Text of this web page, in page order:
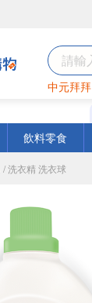
中元拜拜
飲料零食
/ 洗衣精 洗衣球